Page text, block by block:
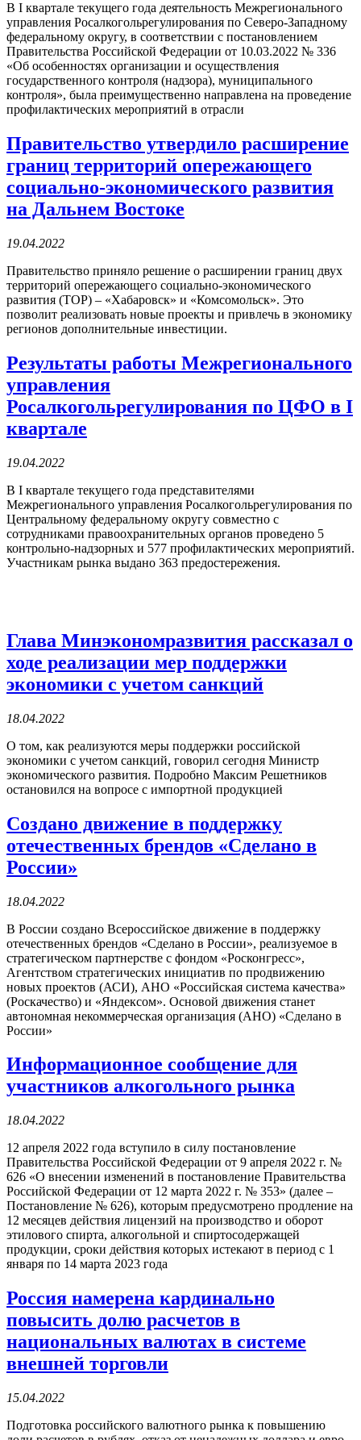
В I квартале текущего года деятельность Межрегионального
управления Росалкогольрегулирования по Северо-Западному
федеральному округу, в соответствии с постановлением
Правительства Российской Федерации от 10.03.2022 № 336
«Об особенностях организации и осуществления
государственного контроля (надзора), муниципального
контроля», была преимущественно направлена на проведение
профилактических мероприятий в отрасли
Правительство утвердило расширение
границ территорий опережающего
социально-экономического развития
на Дальнем Востоке
19.04.2022
Правительство приняло решение о расширении границ двух
территорий опережающего социально-экономического
развития (ТОР) – «Хабаровск» и «Комсомольск». Это
позволит реализовать новые проекты и привлечь в экономику
регионов дополнительные инвестиции.
Результаты работы Межрегионального
управления
Росалкогольрегулирования по ЦФО в I
квартале
19.04.2022
В I квартале текущего года представителями
Межрегионального управления Росалкогольрегулирования по
Центральному федеральному округу совместно с
сотрудниками правоохранительных органов проведено 5
контрольно-надзорных и 577 профилактических мероприятий.
Участникам рынка выдано 363 предостережения.
Глава Минэкономразвития рассказал о
ходе реализации мер поддержки
экономики с учетом санкций
18.04.2022
О том, как реализуются меры поддержки российской
экономики с учетом санкций, говорил сегодня Министр
экономического развития. Подробно Максим Решетников
остановился на вопросе с импортной продукцией
Создано движение в поддержку
отечественных брендов «Сделано в
России»
18.04.2022
В России создано Всероссийское движение в поддержку
отечественных брендов «Сделано в России», реализуемое в
стратегическом партнерстве с фондом «Росконгресс»,
Агентством стратегических инициатив по продвижению
новых проектов (АСИ), АНО «Российская система качества»
(Роскачество) и «Яндексом». Основой движения станет
автономная некоммерческая организация (АНО) «Сделано в
России»
Информационное сообщение для
участников алкогольного рынка
18.04.2022
12 апреля 2022 года вступило в силу постановление
Правительства Российской Федерации от 9 апреля 2022 г. №
626 «О внесении изменений в постановление Правительства
Российской Федерации от 12 марта 2022 г. № 353» (далее –
Постановление № 626), которым предусмотрено продление на
12 месяцев действия лицензий на производство и оборот
этилового спирта, алкогольной и спиртосодержащей
продукции, сроки действия которых истекают в период с 1
января по 14 марта 2023 года
Россия намерена кардинально
повысить долю расчетов в
национальных валютах в системе
внешней торговли
15.04.2022
Подготовка российского валютного рынка к повышению